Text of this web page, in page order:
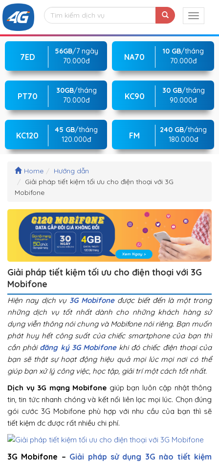
7ED
56GB/7 ngày
70.000đ
NA70
10 GB/tháng
70.000đ
PT70
30GB/tháng
70.000đ
KC90
30 GB/tháng
90.000đ
KC120
45 GB/tháng
120.000đ
FM
240 GB/tháng
180.000đ
Home
Hướng dẫn
Giải pháp tiết kiệm tối ưu cho điện thoại với 3G
Mobifone
Giải pháp tiết kiệm tối ưu cho điện thoại với 3G
Mobifone
Hiện nay dịch vụ 3G Mobifoneđược biết đến là một trong
những dịch vụ tốt nhất dành cho những khách hàng sử
dụng viễn thông nói chung và Mobifone nói riêng. Bạn muốn
phát huy hết công suất của chiếc smartphone của bạn thì
cần phải đăng ký 3G Mobifonekhi đó chiếc điện thoại của
bạn sẽ thật sự hoạt động hiệu quả mọi lúc mọi nơi có thể
giúp bạn xử lý công việc, học tập, giải trí một cách tốt nhất.
Dịch vụ 3G mạng Mobifone giúp bạn luôn cập nhật thông
tin, tin tức nhanh chóng và kết nối liên lạc mọi lúc. Chọn đúng
gói cước 3G Mobifone phù hợp với nhu cầu của bạn thì sẽ
tiết kiệm đc được rất nhiều chi phí.
3G Mobifone – Giải pháp sử dụng 3G nào tiết kiệm